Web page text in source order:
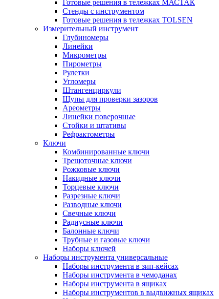
Готовые решения в тележках МАСТАК
Стенды с инструментом
Готовые решения в тележках TOLSEN
Измерительный инструмент
Глубиномеры
Линейки
Микрометры
Пирометры
Рулетки
Угломеры
Штангенциркули
Щупы для проверки зазоров
Ареометры
Линейки поверочные
Стойки и штативы
Рефрактометры
Ключи
Комбинированные ключи
Трещоточные ключи
Рожковые ключи
Накидные ключи
Торцевые ключи
Разрезные ключи
Разводные ключи
Свечные ключи
Радиусные ключи
Балонные ключи
Трубные и газовые ключи
Наборы ключей
Наборы инструмента универсальные
Наборы инструмента в зип-кейсах
Наборы инструмента в чемоданах
Наборы инструмента в ящиках
Наборы инструментов в выдвижных ящиках